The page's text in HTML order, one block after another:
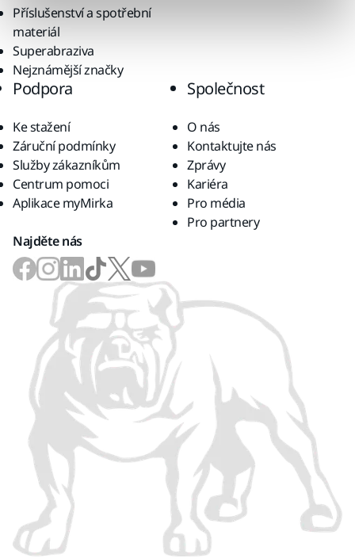
Příslušenství a spotřební
materiál
Superabraziva
Nejznámější značky
Podpora
Ke stažení
Záruční podmínky
Služby zákazníkům
Centrum pomoci
Aplikace myMirka
Společnost
O nás
Kontaktujte nás
Zprávy
Kariéra
Pro média
Pro partnery
Najděte nás